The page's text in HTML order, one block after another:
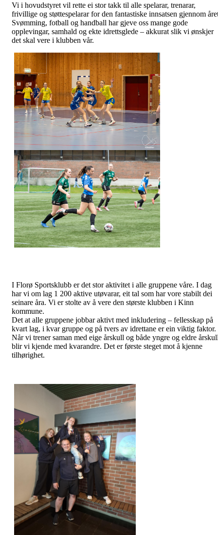
Vi i hovudstyret vil rette ei stor takk til alle spelarar, trenarar,
frivillige og støttespelarar for den fantastiske innsatsen gjennom
Svømming, fotball og handball har gjeve oss mange gode
opplevingar, samhald og ekte idrettsglede – akkurat slik vi ønskjer
det skal vere i klubben vår.
I Florø Sportsklubb er det stor aktivitet i alle gruppene våre. I dag
har vi om lag 1 200 aktive utøvarar, eit tal som har vore stabilt dei
seinare åra. Vi er stolte av å vere den største klubben i Kinn
kommune.
Det at alle gruppene jobbar aktivt med inkludering – fellesskap på
kvart lag, i kvar gruppe og på tvers av idrettane er ein viktig faktor.
Når vi trener saman med eige årskull og både yngre og eldre
blir vi kjende med kvarandre. Det er første steget mot å kjenne
tilhørighet.